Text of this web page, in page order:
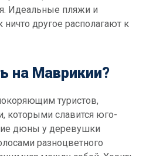
Идеальные пляжи и
другое располагают к
на Маврикии?
туристов,
которыми славится юго-
дюны у деревушки
разноцветного